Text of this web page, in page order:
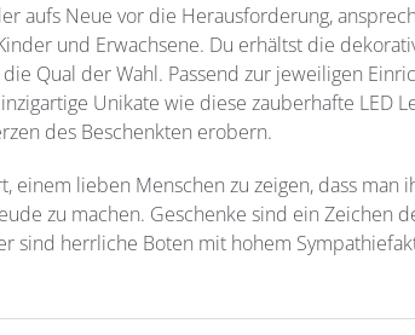
aufs Neue vor die Herausforderung,
und Erwachsene. Du erhältst die
Qual der Wahl. Passend zur jeweiligen
Unikate wie diese zauberhafte LED
des Beschenkten erobern.
einem lieben Menschen zu zeigen, dass man
zu machen. Geschenke sind ein Zeichen
sind herrliche Boten mit hohem